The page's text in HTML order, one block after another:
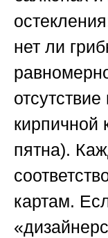
нет ли
кирпичной
пятна).
картам.